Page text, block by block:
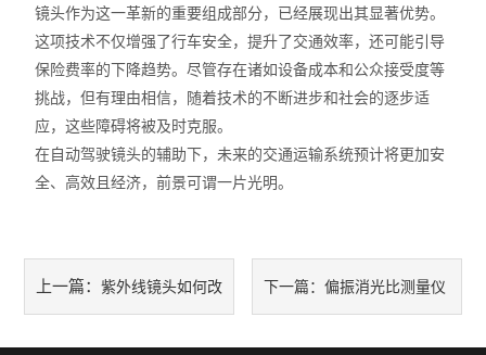
镜头作为这一革新的重要组成部分，已经展现出其显著优势。
这项技术不仅增强了行车安全，提升了交通效率，还可能引导
保险费率的下降趋势。尽管存在诸如设备成本和公众接受度等
挑战，但有理由相信，随着技术的不断进步和社会的逐步适
应，这些障碍将被及时克服。
在自动驾驶镜头的辅助下，未来的交通运输系统预计将更加安
全、高效且经济，前景可谓一片光明。
上一篇：紫外线镜头如何改 下一篇： 偏振消光比测量仪